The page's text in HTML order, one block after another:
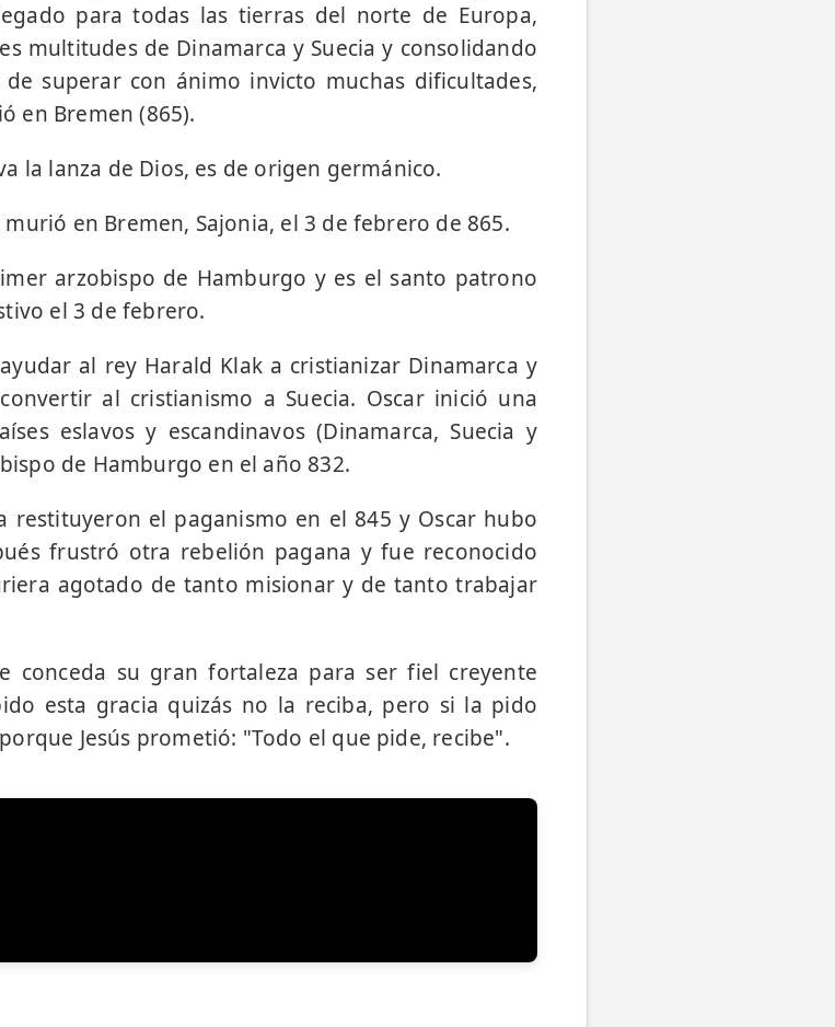
para todas las tierras del norte de Europa,
multitudes de Dinamarca y Suecia y consolidando
superar con ánimo invicto muchas dificultades,
en Bremen (865).
la lanza de Dios, es de origen germánico.
en Bremen, Sajonia, el 3 de febrero de 865.
arzobispo de Hamburgo y es el santo patrono
el 3 de febrero.
al rey Harald Klak a cristianizar Dinamarca y
al cristianismo a Suecia. Oscar inició una
eslavos y escandinavos (Dinamarca, Suecia y
de Hamburgo en el año 832.
restituyeron el paganismo en el 845 y Oscar hubo
frustró otra rebelión pagana y fue reconocido
agotado de tanto misionar y de tanto trabajar
conceda su gran fortaleza para ser fiel creyente
esta gracia quizás no la reciba, pero si la pido
Jesús prometió: "Todo el que pide, recibe".